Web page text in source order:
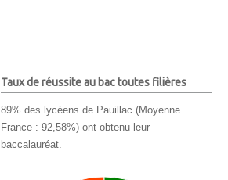
Taux de réussite au bac toutes filières
89% des lycéens de Pauillac (Moyenne
France : 92,58%) ont obtenu leur
baccalauréat.